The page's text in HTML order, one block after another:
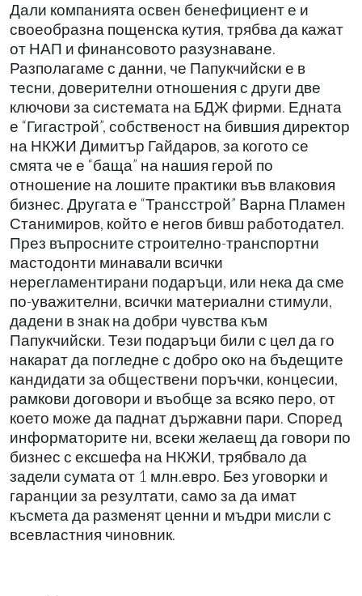
Дали компанията освен бенефициент е и
своеобразна пощенска кутия, трябва да кажат
от НАП и финансовото разузнаване.
Разполагаме с данни, че Папукчийски е в
тесни, доверителни отношения с други две
ключови за системата на БДЖ фирми. Едната
е “Гигастрой”, собственост на бившия директор
на НКЖИ Димитър Гайдаров, за когото се
смята че е “баща” на нашия герой по
отношение на лошите практики във влаковия
бизнес. Другата е “Трансстрой” Варна Пламен
Станимиров, който е негов бивш работодател.
През въпросните строително-транспортни
мастодонти минавали всички
нерегламентирани подаръци, или нека да сме
по-уважителни, всички материални стимули,
дадени в знак на добри чувства към
Папукчийски. Тези подаръци били с цел да го
накарат да погледне с добро око на бъдещите
кандидати за обществени поръчки, концесии,
рамкови договори и въобще за всяко перо, от
което може да паднат държавни пари. Според
информаторите ни, всеки желаещ да говори по
бизнес с ексшефа на НКЖИ, трябвало да
задели сумата от 1 млн.евро. Без уговорки и
гаранции за резултати, само за да имат
късмета да разменят ценни и мъдри мисли с
всевластния чиновник.